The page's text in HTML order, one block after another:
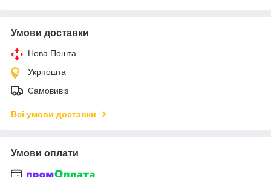
Умови доставки
Нова Пошта
Укрпошта
Самовивіз
Всі умови доставки
Умови оплати